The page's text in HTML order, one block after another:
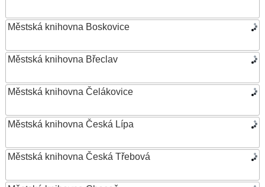
Městská knihovna Boskovice
Městská knihovna Břeclav
Městská knihovna Čelákovice
Městská knihovna Česká Lípa
Městská knihovna Česká Třebová